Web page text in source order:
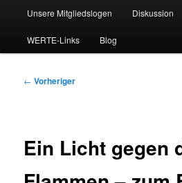
Unsere Mitgliedslogen Diskussion
WERTE-Links Blog
Beitragsnavigation
← Vorheriger
Ein Licht gegen